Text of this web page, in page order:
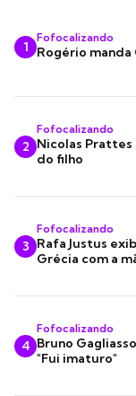
1
Fofocalizando
Rogério
2
Fofocalizando
Nicolas Prattes
do filho
3
Fofocalizando
Rafa Justus
Grécia com a
4
Fofocalizando
Bruno
"Fui imaturo"